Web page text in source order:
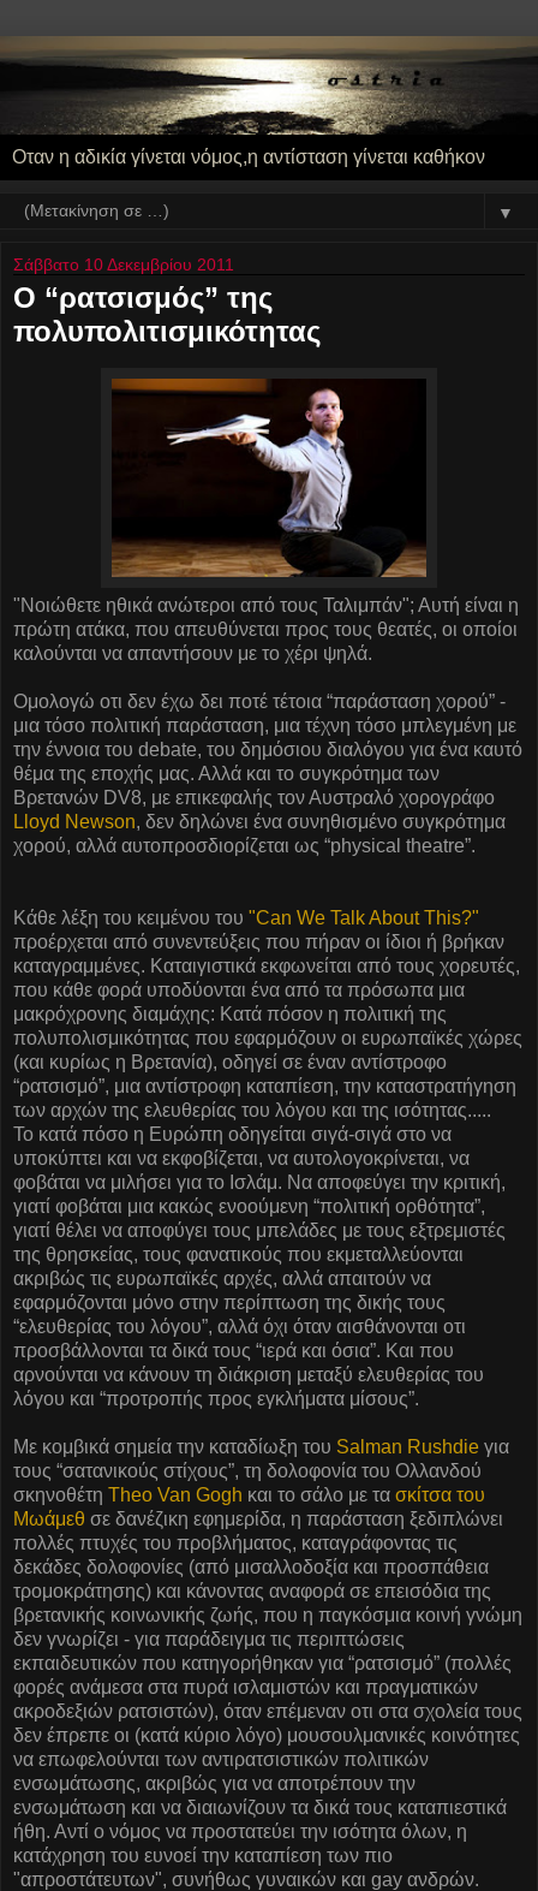
Οταν η αδικία γίνεται νόμος,η αντίσταση γίνεται καθήκον
▼
Σάββατο 10 Δεκεμβρίου 2011
Ο “ρατσισμός” της
πολυπολιτισμικότητας
"Νοιώθετε ηθικά ανώτεροι από τους Ταλιμπάν"; Αυτή είναι η
πρώτη ατάκα, που απευθύνεται προς τους θεατές, οι οποίοι
καλούνται να απαντήσουν με το χέρι ψηλά.
Ομολογώ οτι δεν έχω δει ποτέ τέτοια “παράσταση χορού” -
μια τόσο πολιτική παράσταση, μια τέχνη τόσο μπλεγμένη με
την έννοια του debate, του δημόσιου διαλόγου για ένα καυτό
θέμα της εποχής μας. Αλλά και το συγκρότημα των
Βρετανών DV8, με επικεφαλής τον Αυστραλό χορογράφο
Lloyd Newson, δεν δηλώνει ένα συνηθισμένο συγκρότημα
χορού, αλλά αυτοπροσδιορίζεται ως “physical theatre”.
Κάθε λέξη του κειμένου του "Can We Talk About This?"
προέρχεται από συνεντεύξεις που πήραν οι ίδιοι ή βρήκαν
καταγραμμένες. Καταιγιστικά εκφωνείται από τους χορευτές,
που κάθε φορά υποδύονται ένα από τα πρόσωπα μια
μακρόχρονης διαμάχης: Κατά πόσον η πολιτική της
πολυπολισμικότητας που εφαρμόζουν οι ευρωπαϊκές χώρες
(και κυρίως η Βρετανία), οδηγεί σε έναν αντίστροφο
“ρατσισμό”, μια αντίστροφη καταπίεση, την καταστρατήγηση
των αρχών της ελευθερίας του λόγου και της ισότητας.....
Το κατά πόσο η Ευρώπη οδηγείται σιγά-σιγά στο να
υποκύπτει και να εκφοβίζεται, να αυτολογοκρίνεται, να
φοβάται να μιλήσει για το Ισλάμ. Να αποφεύγει την κριτική,
γιατί φοβάται μια κακώς ενοούμενη “πολιτική ορθότητα”,
γιατί θέλει να αποφύγει τους μπελάδες με τους εξτρεμιστές
της θρησκείας, τους φανατικούς που εκμεταλλεύονται
ακριβώς τις ευρωπαϊκές αρχές, αλλά απαιτούν να
εφαρμόζονται μόνο στην περίπτωση της δικής τους
“ελευθερίας του λόγου”, αλλά όχι όταν αισθάνονται οτι
προσβάλλονται τα δικά τους “ιερά και όσια”. Και που
αρνούνται να κάνουν τη διάκριση μεταξύ ελευθερίας του
λόγου και “προτροπής προς εγκλήματα μίσους”.
Με κομβικά σημεία την καταδίωξη του Salman Rushdie για
τους “σατανικούς στίχους”, τη δολοφονία του Ολλανδού
σκηνοθέτη Theo Van Gogh και το σάλο με τα σκίτσα του
Μωάμεθ σε δανέζικη εφημερίδα, η παράσταση ξεδιπλώνει
πολλές πτυχές του προβλήματος, καταγράφοντας τις
δεκάδες δολοφονίες (από μισαλλοδοξία και προσπάθεια
τρομοκράτησης) και κάνοντας αναφορά σε επεισόδια της
βρετανικής κοινωνικής ζωής, που η παγκόσμια κοινή γνώμη
δεν γνωρίζει - για παράδειγμα τις περιπτώσεις
εκπαιδευτικών που κατηγορήθηκαν για “ρατσισμό” (πολλές
φορές ανάμεσα στα πυρά ισλαμιστών και πραγματικών
ακροδεξιών ρατσιστών), όταν επέμεναν οτι στα σχολεία τους
δεν έπρεπε οι (κατά κύριο λόγο) μουσουλμανικές κοινότητες
να επωφελούνται των αντιρατσιστικών πολιτικών
ενσωμάτωσης, ακριβώς για να αποτρέπουν την
ενσωμάτωση και να διαιωνίζουν τα δικά τους καταπιεστικά
ήθη. Αντί ο νόμος να προστατεύει την ισότητα όλων, η
κατάχρηση του ευνοεί την καταπίεση των πιο
"απροστάτευτων", συνήθως γυναικών και gay ανδρών.